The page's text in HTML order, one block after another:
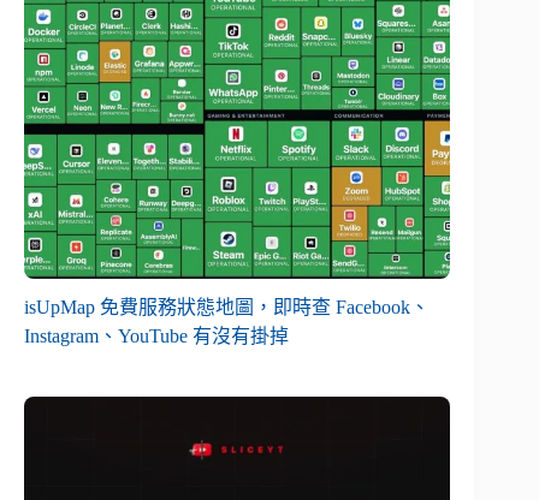
isUpMap 免費服務狀態地圖，即時查 Facebook、
Instagram、YouTube 有沒有掛掉